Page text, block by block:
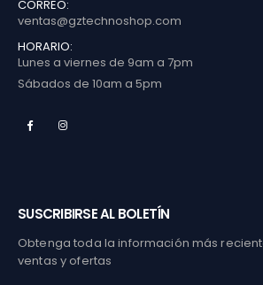
CORREO:
ventas@gztechnoshop.com
HORARIO:
Lunes a viernes de 9am a 7pm
Sábados de 10am a 5pm
SUSCRIBIRSE AL BOLETÍN
Obtenga toda la información más
ventas y ofertas